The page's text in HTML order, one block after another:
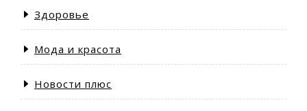
Здоровье
Мода и красота
Новости плюс